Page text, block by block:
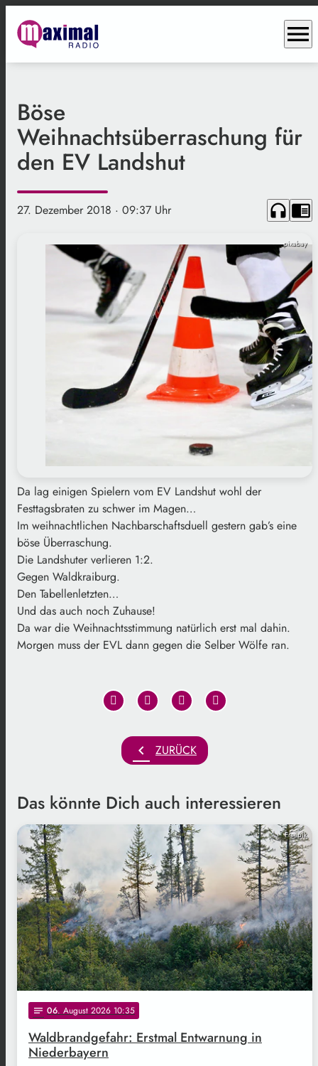
menu
Böse
Weihnachtsüberraschung für
den EV Landshut
27. Dezember 2018 · 09:37 Uhr headphones chrome_reader_mode
pixabay
Da lag einigen Spielern vom EV Landshut wohl der
Festtagsbraten zu schwer im Magen…
Im weihnachtlichen Nachbarschaftsduell gestern gab’s eine
böse Überraschung.
Die Landshuter verlieren 1:2.
Gegen Waldkraiburg.
Den Tabellenletzten…
Und das auch noch Zuhause!
Da war die Weihnachtsstimmung natürlich erst mal dahin.
Morgen muss der EVL dann gegen die Selber Wölfe ran.
chevron_left ZURÜCK
Das könnte Dich auch interessieren
Freepik
notes 06. August 2026 10:35
Waldbrandgefahr: Erstmal Entwarnung in
Niederbayern